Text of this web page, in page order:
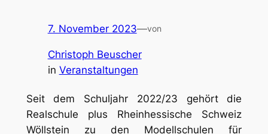
7. November 2023—von
Christoph Beuscher
in Veranstaltungen
Seit dem Schuljahr 2022/23 gehört die
Realschule plus Rheinhessische Schweiz
Wöllstein zu den Modellschulen für